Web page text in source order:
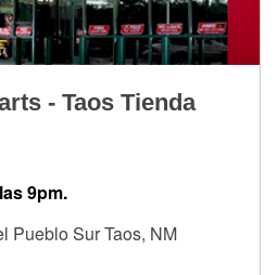
- Taos Tienda
9pm.
Pueblo Sur Taos, NM